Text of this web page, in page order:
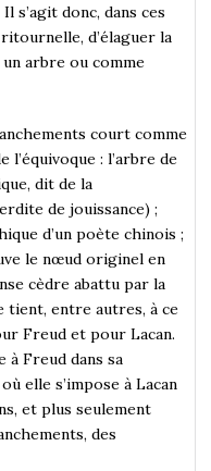
s’agit donc, dans ces
d’élaguer la
arbre ou comme
court comme
: l’arbre de
dit de la
de jouissance) ;
d’un poète chinois ;
le nœud originel en
cèdre abattu par la
tient, entre autres, à ce
Freud et pour Lacan.
à Freud dans sa
elle s’impose à Lacan
et plus seulement
des